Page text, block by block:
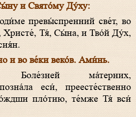
и Свято́му Ду́ху:
Христе́, Тя́, Сы́на, и Тво́й Ду́х,
и во ве́ки веко́в. Ами́нь.
ма́терних,
еси́, преесте́ственно
пло́тию, те́мже Тя́ вси́